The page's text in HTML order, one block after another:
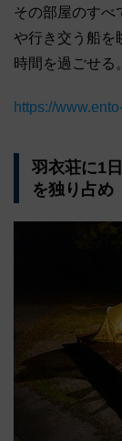
その部屋のすべ
や行き交う船を
時間を過ごせる。
https://
羽衣荘に1
を独り占め